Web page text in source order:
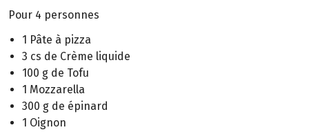
Pour 4 personnes
1 Pâte à pizza
3 cs de Crème liquide
100 g de Tofu
1 Mozzarella
300 g de épinard
1 Oignon